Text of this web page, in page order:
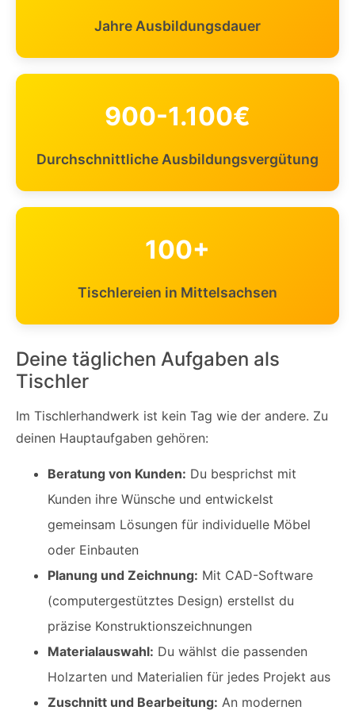
Jahre Ausbildungsdauer
900-1.100€
Durchschnittliche Ausbildungsvergütung
100+
Tischlereien in Mittelsachsen
Deine täglichen Aufgaben als
Tischler
Im Tischlerhandwerk ist kein Tag wie der andere. Zu
deinen Hauptaufgaben gehören:
Beratung von Kunden: Du besprichst mit
Kunden ihre Wünsche und entwickelst
gemeinsam Lösungen für individuelle Möbel
oder Einbauten
Planung und Zeichnung: Mit CAD-Software
(computergestütztes Design) erstellst du
präzise Konstruktionszeichnungen
Materialauswahl: Du wählst die passenden
Holzarten und Materialien für jedes Projekt aus
Zuschnitt und Bearbeitung: An modernen